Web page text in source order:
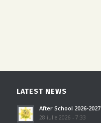
LATEST NEWS
After School 2026-2027
28 iulie 2026 - 7:33